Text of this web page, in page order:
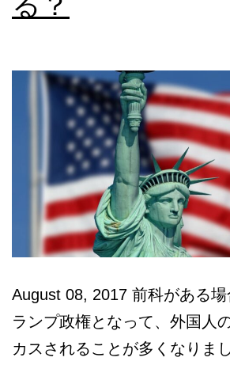
本
August 08, 2017 前科がある場
ランプ政権となって、外国人
カスされることが多くなりま